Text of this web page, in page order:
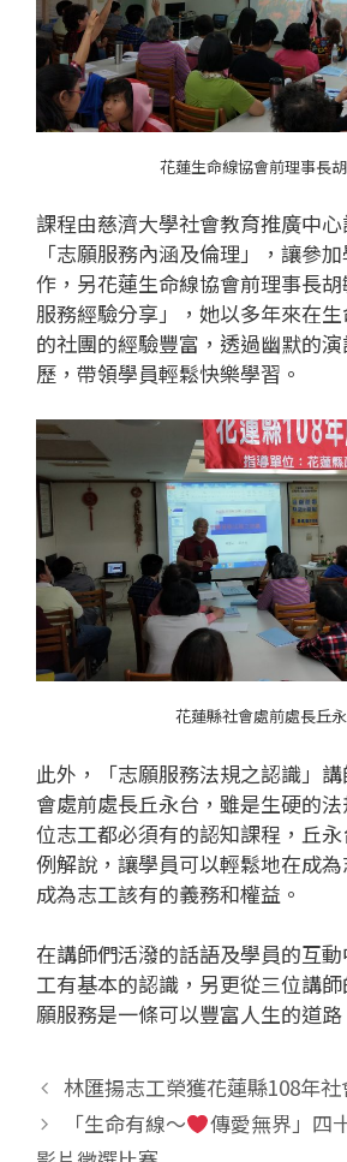
花蓮生命線協會前理事長
課程由慈濟大學社會教育推廣中
「志願服務內涵及倫理」，讓參
作，另花蓮生命線協會前理事長
服務經驗分享」，她以多年來在
的社團的經驗豐富，透過幽默的
歷，帶領學員輕鬆快樂學習。
花蓮縣社會處前處長丘
此外，「志願服務法規之認識」
會處前處長丘永台，雖是生硬的
位志工都必須有的認知課程，丘
例解說，讓學員可以輕鬆地在成
成為志工該有的義務和權益。
在講師們活潑的話語及學員的互
工有基本的認識，另更從三位講
願服務是一條可以豐富人生的道路
林匯揚志工榮獲花蓮縣108年
「生命有線～
傳愛無界」四